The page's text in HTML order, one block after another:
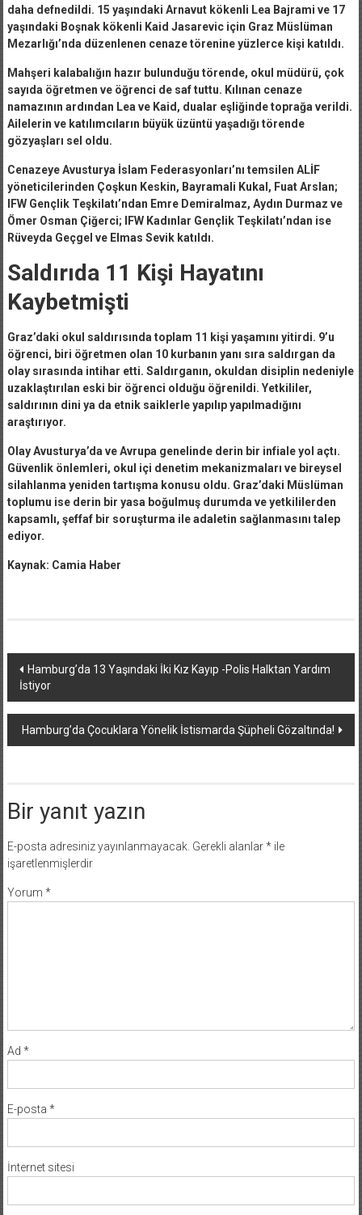
daha defnedildi. 15 yaşındaki Arnavut kökenli Lea Bajrami ve 17
yaşındaki Boşnak kökenli Kaid Jasarevic için Graz Müslüman
Mezarlığı’nda düzenlenen cenaze törenine yüzlerce kişi katıldı.
Mahşeri kalabalığın hazır bulunduğu törende, okul müdürü, çok
sayıda öğretmen ve öğrenci de saf tuttu. Kılınan cenaze
namazının ardından Lea ve Kaid, dualar eşliğinde toprağa verildi.
Ailelerin ve katılımcıların büyük üzüntü yaşadığı törende
gözyaşları sel oldu.
Cenazeye Avusturya İslam Federasyonları’nı temsilen ALİF
yöneticilerinden Çoşkun Keskin, Bayramali Kukal, Fuat Arslan;
IFW Gençlik Teşkilatı’ndan Emre Demiralmaz, Aydın Durmaz ve
Ömer Osman Çiğerci; IFW Kadınlar Gençlik Teşkilatı’ndan ise
Rüveyda Geçgel ve Elmas Sevik katıldı.
Saldırıda 11 Kişi Hayatını
Kaybetmişti
Graz’daki okul saldırısında toplam 11 kişi yaşamını yitirdi. 9’u
öğrenci, biri öğretmen olan 10 kurbanın yanı sıra saldırgan da
olay sırasında intihar etti. Saldırganın, okuldan disiplin nedeniyle
uzaklaştırılan eski bir öğrenci olduğu öğrenildi. Yetkililer,
saldırının dini ya da etnik saiklerle yapılıp yapılmadığını
araştırıyor.
Olay Avusturya’da ve Avrupa genelinde derin bir infiale yol açtı.
Güvenlik önlemleri, okul içi denetim mekanizmaları ve bireysel
silahlanma yeniden tartışma konusu oldu. Graz’daki Müslüman
toplumu ise derin bir yasa boğulmuş durumda ve yetkililerden
kapsamlı, şeffaf bir soruşturma ile adaletin sağlanmasını talep
ediyor.
Kaynak: Camia Haber
Yazı
dolaşımı
Hamburg’da 13 Yaşındaki İki Kız Kayıp -Polis Halktan Yardım
İstiyor
Hamburg’da Çocuklara Yönelik İstismarda Şüpheli Gözaltında!
Bir yanıt yazın
E-posta adresiniz yayınlanmayacak. Gerekli alanlar*ile
işaretlenmişlerdir
Yorum *
Ad *
E-posta *
İnternet sitesi